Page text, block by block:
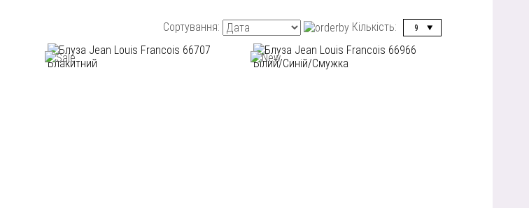
Сортування: Кількість: 9